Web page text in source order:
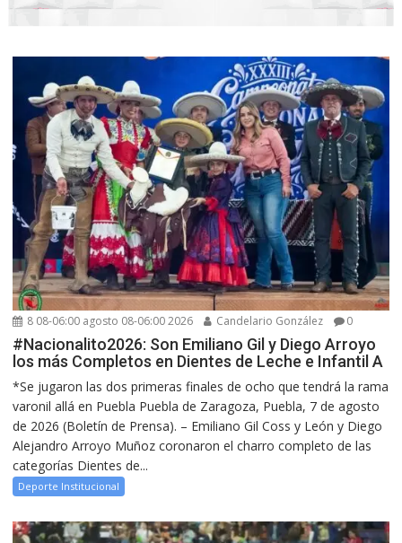
8 08-06:00 agosto 08-06:00 2026 Candelario González 0
#Nacionalito2026: Son Emiliano Gil y Diego Arroyo
los más Completos en Dientes de Leche e Infantil A
*Se jugaron las dos primeras finales de ocho que tendrá la rama
varonil allá en Puebla Puebla de Zaragoza, Puebla, 7 de agosto
de 2026 (Boletín de Prensa). – Emiliano Gil Coss y León y Diego
Alejandro Arroyo Muñoz coronaron el charro completo de las
categorías Dientes de...
Deporte Institucional